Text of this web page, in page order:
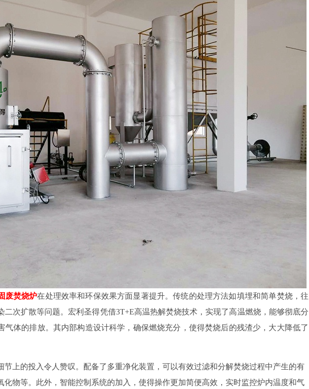
废焚烧炉在处理效率和环保效果方面显著提升。传统的处理方法如填埋和简单焚烧，往
二次扩散等问题。宏利圣得凭借3T+E高温热解焚烧技术，实现了高温燃烧，能够彻底分
气体的排放。其内部构造设计科学，确保燃烧充分，使得焚烧后的残渣少，大大降低了
节上的投入令人赞叹。配备了多重净化装置，可以有效过滤和分解焚烧过程中产生的有
化物等。此外，智能控制系统的加入，使得操作更加简便高效，实时监控炉内温度和气